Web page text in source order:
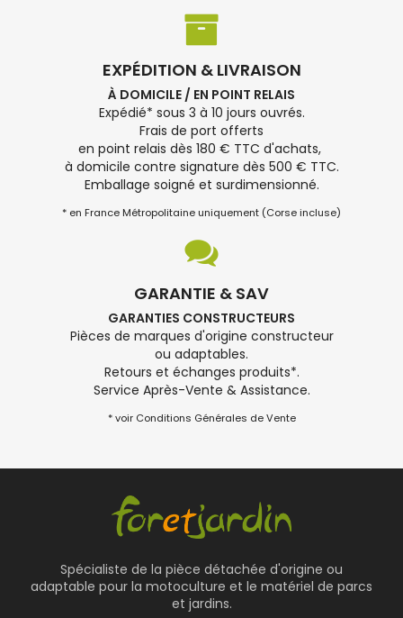
EXPÉDITION & LIVRAISON
À DOMICILE / EN POINT RELAIS
Expédié* sous 3 à 10 jours ouvrés.
Frais de port offerts
en point relais dès 180 € TTC d'achats,
à domicile contre signature dès 500 € TTC.
Emballage soigné et surdimensionné.
* en France Métropolitaine uniquement (Corse incluse)
GARANTIE & SAV
GARANTIES CONSTRUCTEURS
Pièces de marques d'origine constructeur
ou adaptables.
Retours et échanges produits*.
Service Après-Vente & Assistance.
* voir Conditions Générales de Vente
Spécialiste de la pièce détachée d'origine ou
adaptable pour la motoculture et le matériel de parcs
et jardins.